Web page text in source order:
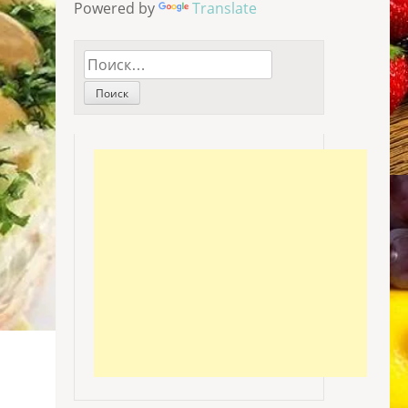
Powered by Translate
Найти: